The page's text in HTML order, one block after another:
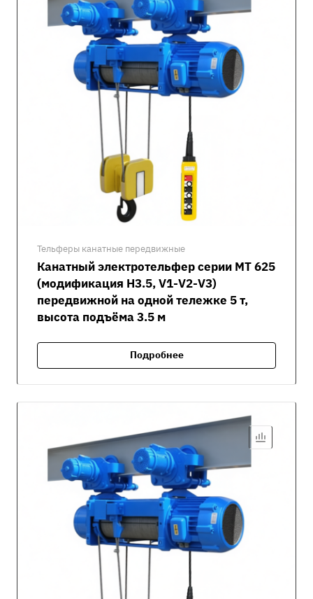
Тельферы канатные передвижные
Канатный электротельфер серии MT 625
(модификация H3.5, V1-V2-V3)
передвижной на одной тележке 5 т,
высота подъёма 3.5 м
Подробнее